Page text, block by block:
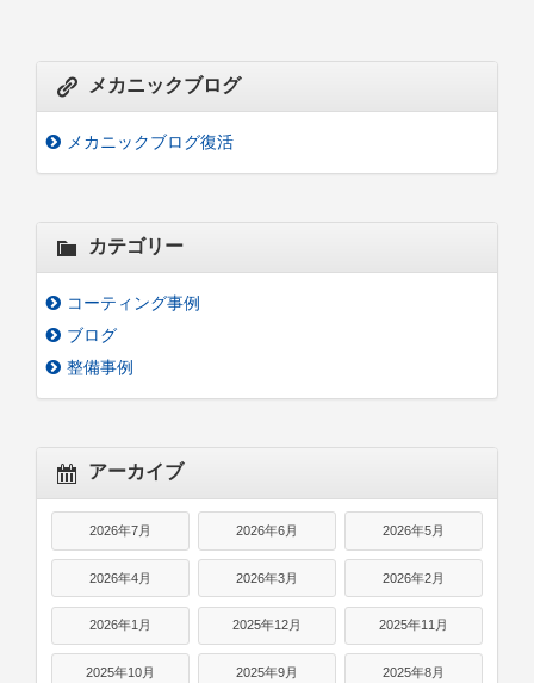
メカニックブログ
メカニックブログ復活
カテゴリー
コーティング事例
ブログ
整備事例
アーカイブ
2026年7月 2026年6月 2026年5月
2026年4月 2026年3月 2026年2月
2026年1月 2025年12月 2025年11月
2025年10月 2025年9月 2025年8月